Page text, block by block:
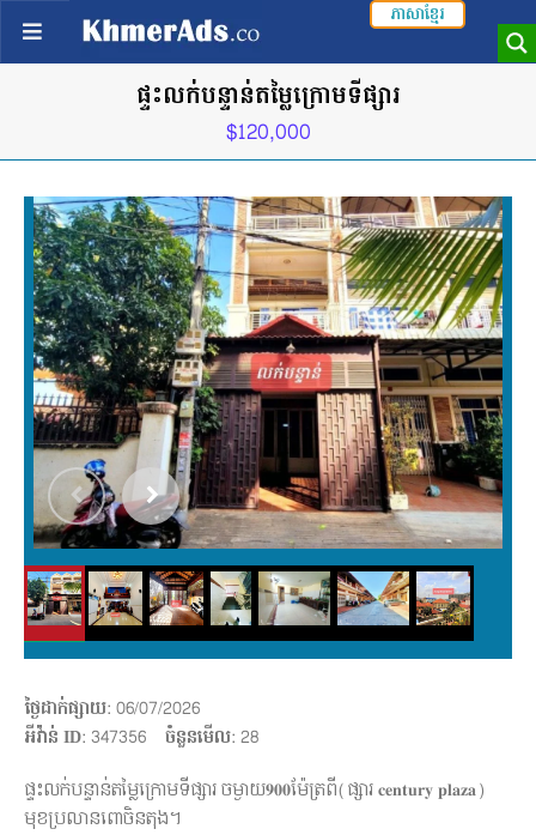
ភាសាខ្មែរ
ផ្ទះលក់បន្ទាន់តម្លៃក្រោមទីផ្សារ
$120,000
ថ្ងៃដាក់ផ្សាយ: 06/07/2026
អីវ៉ាន់ ID: 347356 ចំនួនមើល: 28
ផ្ទះលក់បន្ទាន់តម្លៃក្រោមទីផ្សារ ចម្ងាយ𝟗𝟎𝟎ម៉ែត្រពី(ផ្សារ 𝐜𝐞𝐧𝐭𝐮𝐫𝐲 𝐩𝐥𝐚𝐳𝐚)
មុខប្រលានពោចិនតុង។